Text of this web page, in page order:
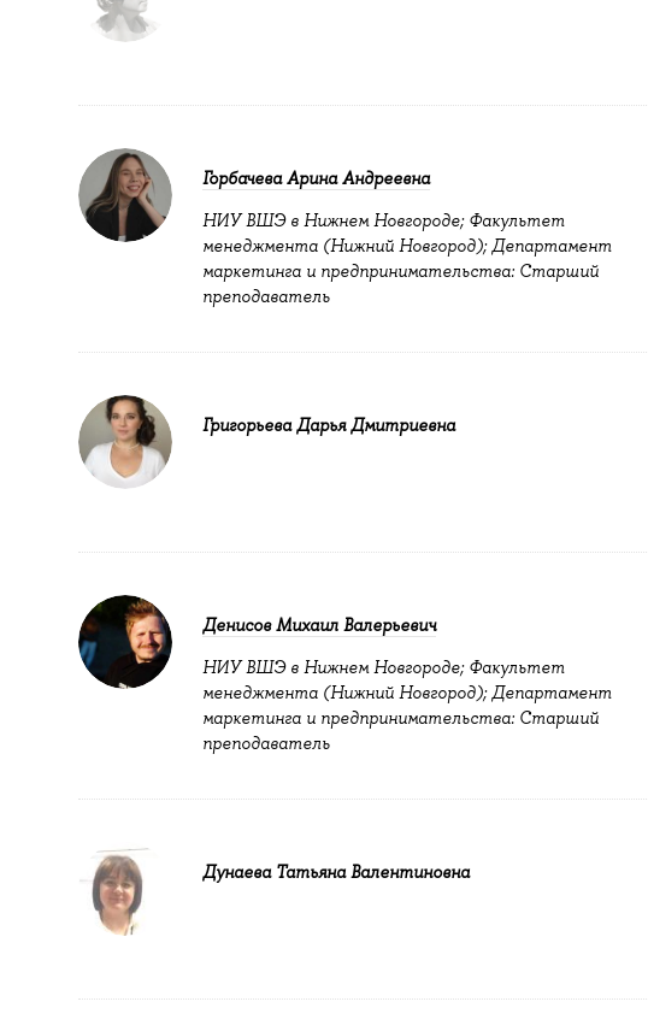
Горбачева Арина Андреевна
НИУ ВШЭ в Нижнем Новгороде; Факультет
менеджмента (Нижний Новгород); Департамент
маркетинга и предпринимательства: Старший
преподаватель
Григорьева Дарья Дмитриевна
Денисов Михаил Валерьевич
НИУ ВШЭ в Нижнем Новгороде; Факультет
менеджмента (Нижний Новгород); Департамент
маркетинга и предпринимательства: Старший
преподаватель
Дунаева Татьяна Валентиновна